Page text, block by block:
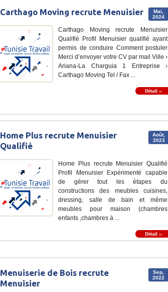
Mai,
2024
Carthago Moving recrute Menuisier
Carthago Moving recrute Menuisier
Qualifié Profil Menuisier qualifié ayant
permis de conduire Comment postuler
Merci d’envoyer votre CV par mail Ville ›
Ariana-La Charguia 1 Entreprise ›
Carthago Moving Tel / Fax ...
Détail ››
Août,
2023
Home Plus recrute Menuisier
Qualifié
Home Plus recrute Menuisier Qualifié
Profil Menuisier Expérimenté capable
de gérer tout les étapes du
constructions des meubles cuisines,
dressing, salle de bain et même
meubles pour maison (chambres
enfants ,chambres à ...
Détail ››
Sep,
2022
Menuiserie de Bois recrute
Menuisier